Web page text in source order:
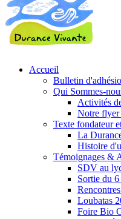
Accueil
Bulletin
Qui Sommes-
Activités
Notre flyer
Texte fondateur
La
Histoire
Témoignages &
SDV au
Sortie du
Loubatas
Foire Bio